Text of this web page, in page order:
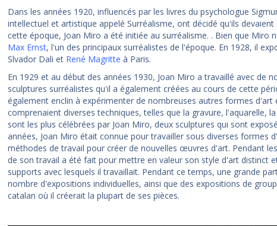
Dans les années 1920, influencés par les livres du psychologue
intellectuel et artistique appelé Surréalisme, ont décidé qu'ils
cette époque, Joan Miro a été initiée au surréalisme. . Bien que
Max Ernst, l'un des principaux surréalistes de l'époque. En 1928, il
Slvador Dali et René Magritte à Paris.
En 1929 et au début des années 1930, Joan Miro a travaillé avec de
sculptures surréalistes qu'il a également créées au cours de cette
également enclin à expérimenter de nombreuses autres formes
comprenaient diverses techniques, telles que la gravure, l'aquarelle,
sont les plus célébrées par Joan Miro, deux sculptures qui sont
années, Joan Miro était connue pour travailler sous diverses formes
méthodes de travail pour créer de nouvelles œuvres d'art. Pendant
de son travail a été fait pour mettre en valeur son style d'art distinct
supports avec lesquels il travaillait. Pendant ce temps, une grande
nombre d'expositions individuelles, ainsi que des expositions de
catalan où il créerait la plupart de ses pièces.